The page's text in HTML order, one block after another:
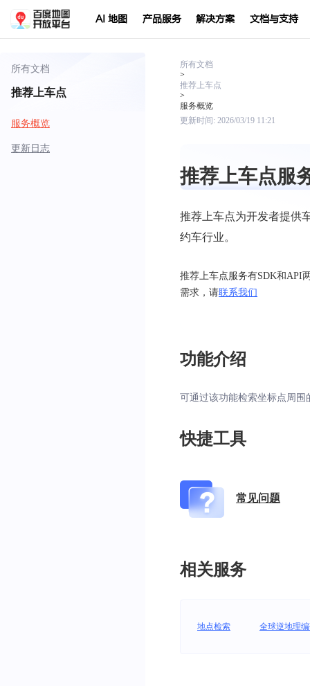
AI 地图 产品服务 解决方案 文档与支持
所有文档
推荐上车点
服务概览
更新日志
所有文档
>
推荐上车点
>
服务概览
更新时间: 2026/03/19 11:21
推荐上车点服
推荐上车点为开发者提供
约车行业。
推荐上车点服务有SDK和API
需求，请联系我们
功能介绍
可通过该功能检索坐标点周
快捷工具
常见问题
相关服务
地点检索 全球逆地理